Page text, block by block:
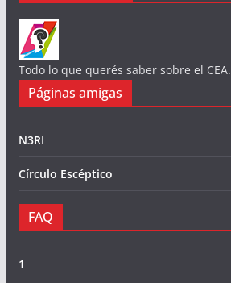
Todo lo que querés saber sobre el CEA.
Páginas amigas
N3RI
Círculo Escéptico
FAQ
1